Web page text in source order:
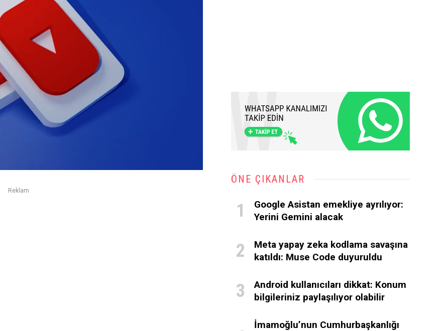
Reklam
ÖNE ÇIKANLAR
Google Asistan emekliye ayrılıyor:
Yerini Gemini alacak
Meta yapay zeka kodlama savaşına
katıldı: Muse Code duyuruldu
Android kullanıcıları dikkat: Konum
bilgileriniz paylaşılıyor olabilir
İmamoğlu’nun Cumhurbaşkanlığı